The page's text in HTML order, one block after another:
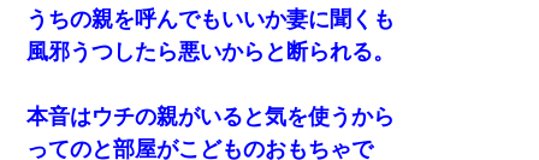
何年か前に妹は離婚している。当時生まれた姪が義弟の子じゃな
かったため妹有責での離婚になり…
【まぬけ】夫「離婚だ！」私「わかった。で？」夫「慰謝料
だ！」私「いいけど弁護士通して。私も請求する」夫「」
うちの親を呼んでもいいか妻に聞くも
風邪うつしたら悪いからと断られる。
本音はウチの親がいると気を使うから
ってのと部屋がこどものおもちゃで